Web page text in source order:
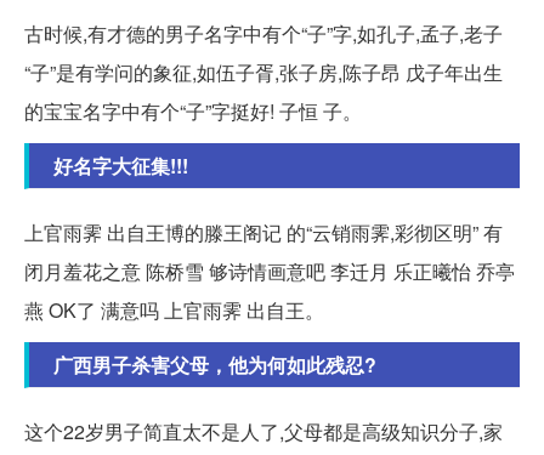
古时候,有才德的男子名字中有个“子”字,如孔子,孟子,老子
“子”是有学问的象征,如伍子胥,张子房,陈子昂 戊子年出生
的宝宝名字中有个“子”字挺好! 子恒 子。
好名字大征集!!!
上官雨霁 出自王博的滕王阁记 的“云销雨霁,彩彻区明” 有
闭月羞花之意 陈桥雪 够诗情画意吧 李迁月 乐正曦怡 乔亭
燕 OK了 满意吗 上官雨霁 出自王。
广西男子杀害父母，他为何如此残忍?
这个22岁男子简直太不是人了,父母都是高级知识分子,家